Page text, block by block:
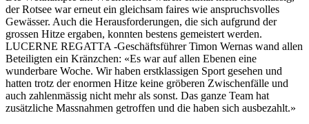
der Rotsee war erneut ein gleichsam faires wie anspruchsvolles
Gewässer. Auch die Herausforderungen, die sich aufgrund der
grossen Hitze ergaben, konnten bestens gemeistert werden.
LUCERNE REGATTA -Geschäftsführer Timon Wernas wand allen
Beteiligten ein Kränzchen: «Es war auf allen Ebenen eine
wunderbare Woche. Wir haben erstklassigen Sport gesehen und
hatten trotz der enormen Hitze keine gröberen Zwischenfälle und
auch zahlenmässig nicht mehr als sonst. Das ganze Team hat
zusätzliche Massnahmen getroffen und die haben sich ausbezahlt.»